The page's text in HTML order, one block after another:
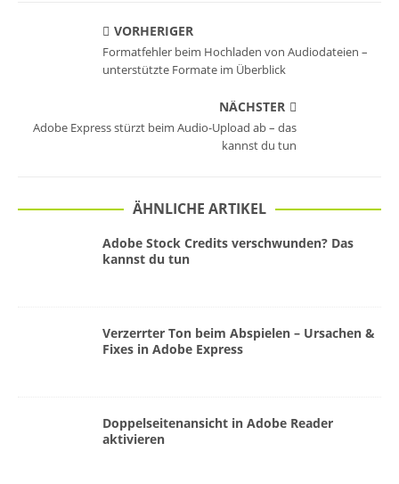
VORHERIGER
Formatfehler beim Hochladen von Audiodateien –
unterstützte Formate im Überblick
NÄCHSTER
Adobe Express stürzt beim Audio-Upload ab – das
kannst du tun
ÄHNLICHE ARTIKEL
Adobe Stock Credits verschwunden? Das
kannst du tun
Verzerrter Ton beim Abspielen – Ursachen &
Fixes in Adobe Express
Doppelseitenansicht in Adobe Reader
aktivieren